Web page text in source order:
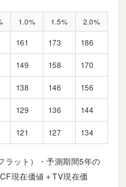
1.0% 1.5%
2.0%
161 173 186
149 158 170
138 146 156
129 136 144
121 127 134
ラット）・予測期間5年の
現在価値＋TV現在価